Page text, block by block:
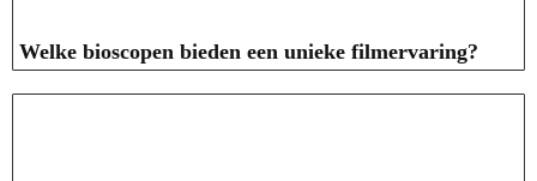
Welke bioscopen bieden een unieke filmervaring?